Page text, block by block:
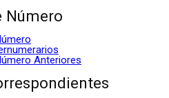
Número
Anteriores